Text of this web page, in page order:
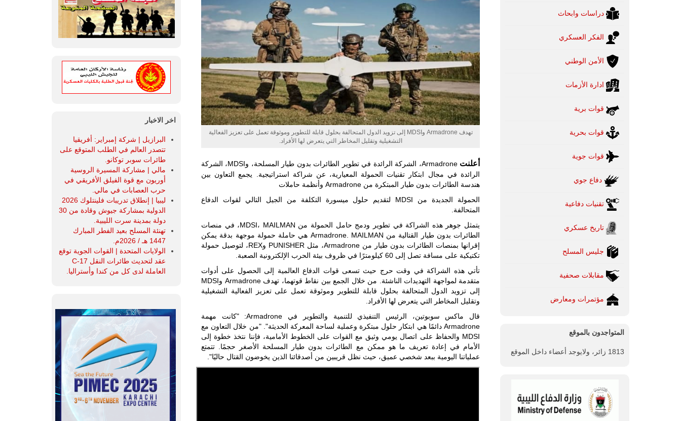
مع تصاعد حدة
الحرب الجوية
الروسية في
مالي رُصدت
طائرة أوريون
بدون طيار فوق
باماكو وبالنسبة
لحملة مكافحة
التمرد في
منطقة الساحل،
فإن الجمع بين
قدرة طائرة
أوريون على
التحليق…
للمزيد
ليبيا | إنطلاق
تدريبات
فلينتلوك
2026 الدولية
بمشاركة
بمدينة سرت
الليبية.
في خطوة
تُوصف بأنها
اختبار عملي
جديد لإمكانية
تهدف Armadrone وMDSI إلى تزويد الدول المتحالفة بحلول قابلة للتطوير وموثوقة تعمل على تعزيز الفعالية
التشغيلية وتقليل المخاطر التي يتعرض لها الأفراد.
أعلنت
Armadrone، الشركة الرائدة في تطوير الطائرات بدون طيار المسلحة، وMDSI، الشركة
الرائدة في مجال ابتكار تقنيات الحمولة المعيارية، عن شراكة استراتيجية. يجمع التعاون بين
هندسة الطائرات بدون طيار المبتكرة من Armadrone وأنظمة حاملات
الحمولة الجديدة من MDSI لتقديم حلول ميسورة التكلفة من الجيل التالي لقوات الدفاع
المتحالفة.
يتمثل جوهر هذه الشراكة في تطوير ودمج حامل الحمولة من MDSI، MAILMAN، في منصات
الطائرات بدون طيار القتالية من Armadrone. MAILMAN هي حاملة حمولة موجهة بدقة يمكن
إقرانها بمنصات الطائرات بدون طيار من Armadrone، مثل PUNISHER وREX، لتوصيل حمولة
تكتيكية على مسافة تصل إلى 60 كيلومترًا في ظروف بيئة الحرب الإلكترونية الصعبة.
تأتي هذه الشراكة في وقت حرج حيث تسعى قوات الدفاع العالمية إلى الحصول على أدوات
متقدمة لمواجهة التهديدات الناشئة. من خلال الجمع بين نقاط قوتهما، تهدف Armadrone وMDSI
إلى تزويد الدول المتحالفة بحلول قابلة للتطوير وموثوقة تعمل على تعزيز الفعالية التشغيلية
وتقليل المخاطر التي يتعرض لها الأفراد.
قال ماكس سوبوتين، الرئيس التنفيذي للتنمية والتطوير في Armadrone: "كانت مهمة
Armadrone دائمًا هي ابتكار حلول مبتكرة وعملية لساحة المعركة الحديثة". "من خلال التعاون مع
MDSI والحفاظ على اتصال يومي وثيق مع القوات على الخطوط الأمامية، فإننا نتخذ خطوة إلى
الأمام في إعادة تعريف ما هو ممكن مع الطائرات بدون طيار المسلحة الأصغر حجمًا. تتمتع
عملياتنا اليومية ببعد شخصي عميق، حيث نظل قريبين من أصدقائنا الذين يخوضون القتال حاليًا".
دراسات وابحاث
الفكر العسكري
الأمن الوطني
ادارة الأزمات
قوات برية
قوات بحرية
قوات جوية
دفاع جوي
تقنيات دفاعية
تاريخ عسكري
جليس المسلح
مقابلات صحفية
مؤتمرات ومعارض
المتواجدون بالموقع
1813 زائر، ولايوجد أعضاء داخل الموقع
اخر الاخبار
البرازيل | شركة إمبراير: أفريقيا
تتصدر العالم في الطلب المتوقع على
طائرات سوبر توكانو.
مالي | مشاركة المسيرة الروسية
أوريون مع قوة الفيلق الأفريقي في
حرب العصابات في مالي.
ليبيا | إنطلاق تدريبات فلينتلوك 2026
الدولية بمشاركة جيوش وقادة من 30
دولة بمدينة سرت الليبية.
تهنئة المسلح بعيد الفطر المبارك
1447 هـ / 2026م.
الولايات المتحدة | القوات الجوية توقع
عقد لتحديث طائرات النقل C-17
العاملة لدى كل من كندا وأستراليا.